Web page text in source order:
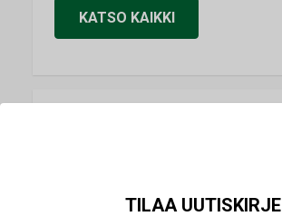
KATSO KAIKKI
käyttöön kiinteistöissä
TILAA UUTISKIRJE